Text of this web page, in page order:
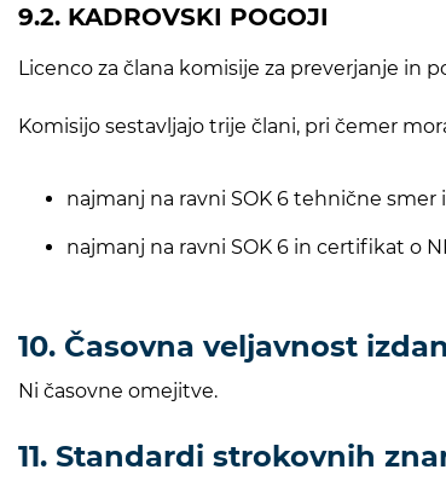
9.2. KADROVSKI POGOJI
Licenco za člana komisije za preverjanje in
Komisijo sestavljajo trije člani, pri čemer
najmanj na ravni SOK 6 tehnične
najmanj na ravni SOK 6 in certifikat o
10. Časovna veljavnost
Ni časovne omejitve.
11. Standardi strokovnih